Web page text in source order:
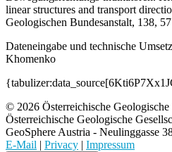
linear structures and transport
Geologischen Bundesanstalt, 138,
Dateneingabe und technische
Khomenko
© 2026 Österreichische
Österreichische Geologische
GeoSphere Austria - Neulinggasse
E-Mail | Privacy | Impressum